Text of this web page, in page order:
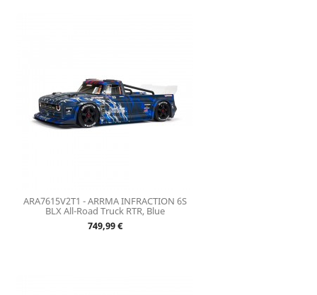
ARA7615V2T1 - ARRMA INFRACTION 6S
BLX All-Road Truck RTR, Blue
Prix
749,99 €